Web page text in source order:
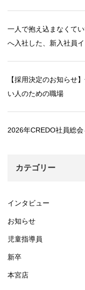
一人で抱え込まなくて
へ入社した、新入社員
【採用決定のお知らせ
い人のための職場
2026年CREDO社員総
カテゴリー
インタビュー
お知らせ
児童指導員
新卒
本宮店